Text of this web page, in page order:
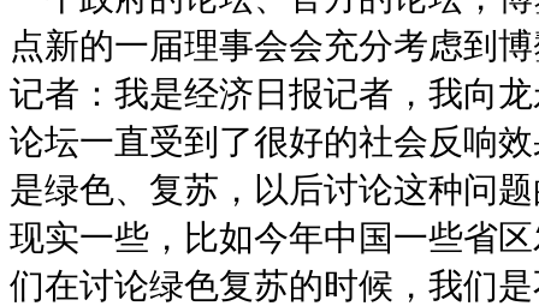
点新的一届理事会会充分考虑到
记者：我是经济日报记者，我向
论坛一直受到了很好的社会反响
是绿色、复苏，以后讨论这种问
现实一些，比如今年中国一些省
们在讨论绿色复苏的时候，我们